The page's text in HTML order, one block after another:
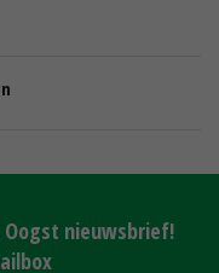
Oogst nieuwsbrief!